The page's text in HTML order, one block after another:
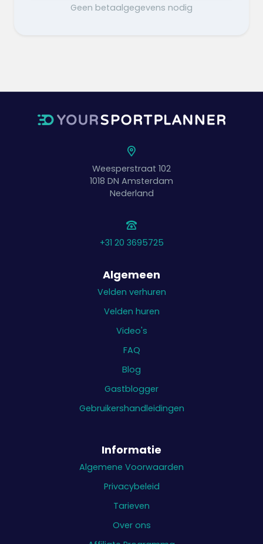
Geen betaalgegevens nodig
Weesperstraat 102
1018 DN Amsterdam
Nederland
+31 20 3695725
Algemeen
Velden verhuren
Velden huren
Video's
FAQ
Blog
Gastblogger
Gebruikershandleidingen
Informatie
Algemene Voorwaarden
Privacybeleid
Tarieven
Over ons